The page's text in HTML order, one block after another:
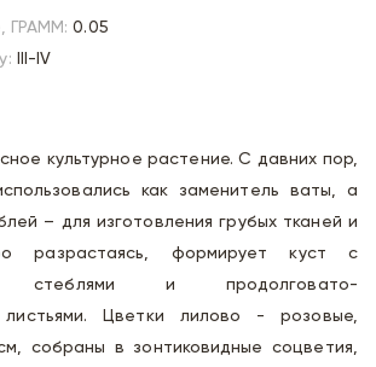
ГРАММ: 0.05
III-IV
культурное растение. С давних пор,
как заменитель ваты, а
– для изготовления грубых тканей и
разрастаясь, формирует куст с
стеблями и продолговато-
листьями. Цветки лилово - розовые,
собраны в зонтиковидные соцветия,